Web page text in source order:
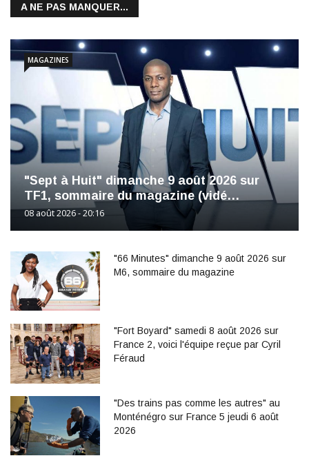
A NE PAS MANQUER...
"Sept à Huit" dimanche 9 août 2026 sur
TF1, sommaire du magazine (vidé…
08 août 2026 - 20:16
MAGAZINES
"66 Minutes" dimanche 9 août 2026 sur
M6, sommaire du magazine
"Fort Boyard" samedi 8 août 2026 sur
France 2, voici l'équipe reçue par Cyril
Féraud
"Des trains pas comme les autres" au
Monténégro sur France 5 jeudi 6 août
2026